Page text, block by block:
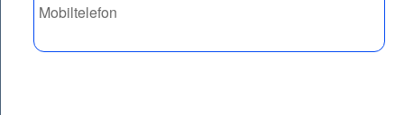
Mobiltelefon